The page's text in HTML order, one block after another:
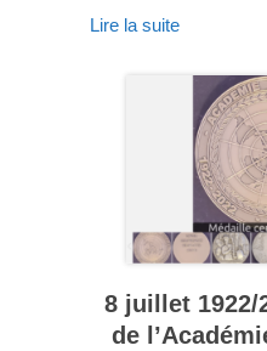
Lire la suite
8 juillet 1922/
de